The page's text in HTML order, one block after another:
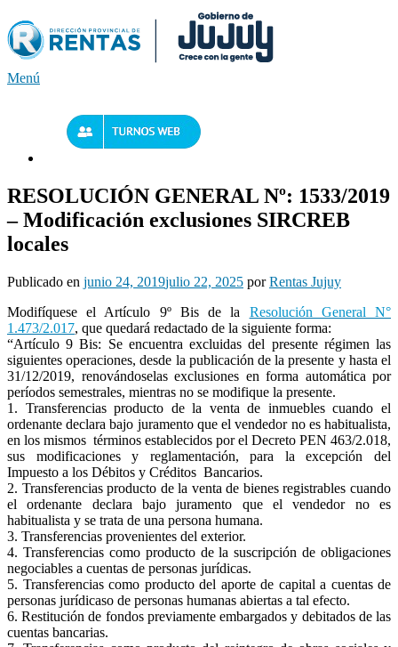
al
contenido
Menú
RESOLUCIÓN GENERAL Nº: 1533/2019
– Modificación exclusiones SIRCREB
locales
Publicado en junio 24, 2019julio 22, 2025 porRentas Jujuy
Modifíquese el Artículo 9º Bis de la Resolución General N°
1.473/2.017, que quedará redactado de la siguiente forma:
“Artículo 9 Bis: Se encuentra excluidas del presente régimen las
siguientes operaciones, desde la publicación de la presente y hasta el
31/12/2019, renovándoselas exclusiones en forma automática por
períodos semestrales, mientras no se modifique la presente.
1. Transferencias producto de la venta de inmuebles cuando el
ordenante declara bajo juramento que el vendedor no es habitualista,
en los mismos términos establecidos por el Decreto PEN 463/2.018,
sus modificaciones y reglamentación, para la excepción del
Impuesto a los Débitos y Créditos Bancarios.
2. Transferencias producto de la venta de bienes registrables cuando
el ordenante declara bajo juramento que el vendedor no es
habitualista y se trata de una persona humana.
3. Transferencias provenientes del exterior.
4. Transferencias como producto de la suscripción de obligaciones
negociables a cuentas de personas jurídicas.
5. Transferencias como producto del aporte de capital a cuentas de
personas jurídicaso de personas humanas abiertas a tal efecto.
6. Restitución de fondos previamente embargados y debitados de las
cuentas bancarias.